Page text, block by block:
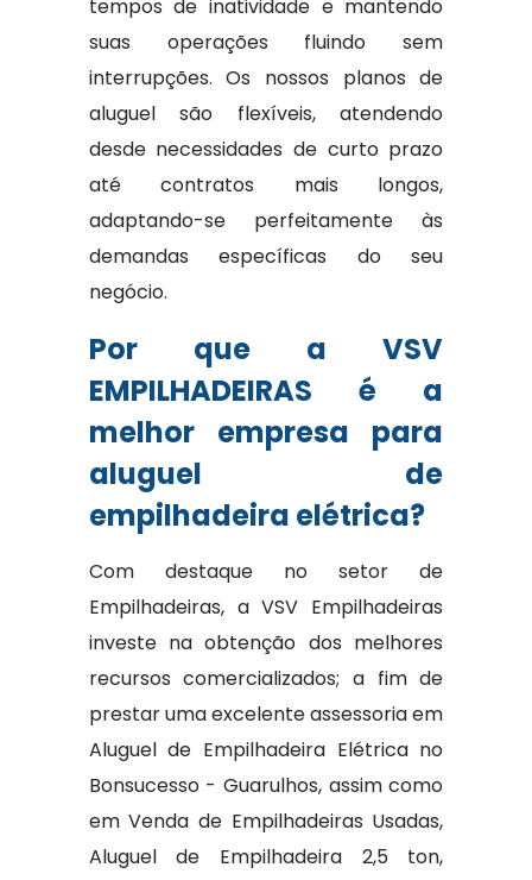
tempos de inatividade e mantendo
suas operações fluindo sem
interrupções. Os nossos planos de
aluguel são flexíveis, atendendo
desde necessidades de curto prazo
até contratos mais longos,
adaptando-se perfeitamente às
demandas específicas do seu
negócio.
Por que a VSV
EMPILHADEIRAS é a
melhor empresa para
aluguel de
empilhadeira elétrica?
Com destaque no setor de
Empilhadeiras, a VSV Empilhadeiras
investe na obtenção dos melhores
recursos comercializados; a fim de
prestar uma excelente assessoria em
Aluguel de Empilhadeira Elétrica no
Bonsucesso - Guarulhos, assim como
em Venda de Empilhadeiras Usadas,
Aluguel de Empilhadeira 2,5 ton,